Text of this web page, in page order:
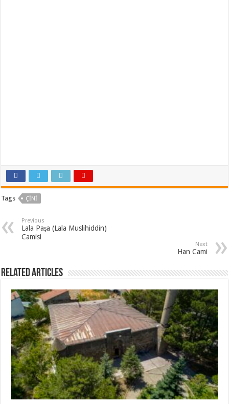
Tags ÇINI
Previous
Lala Paşa (Lala Muslihiddin)
Camisi
Next
Han Cami
Related Articles